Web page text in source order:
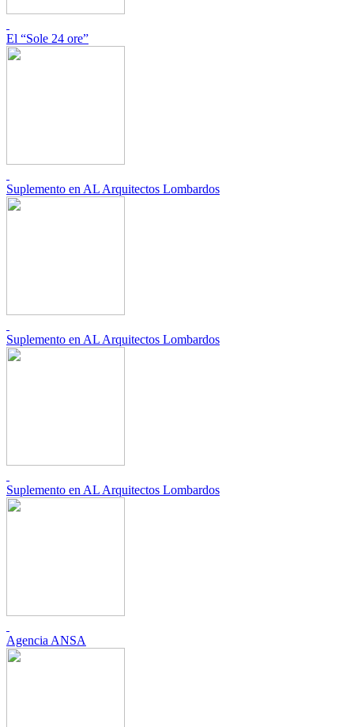
El “Sole 24 ore”
Suplemento en AL Arquitectos Lombardos
Suplemento en AL Arquitectos Lombardos
Suplemento en AL Arquitectos Lombardos
Agencia ANSA